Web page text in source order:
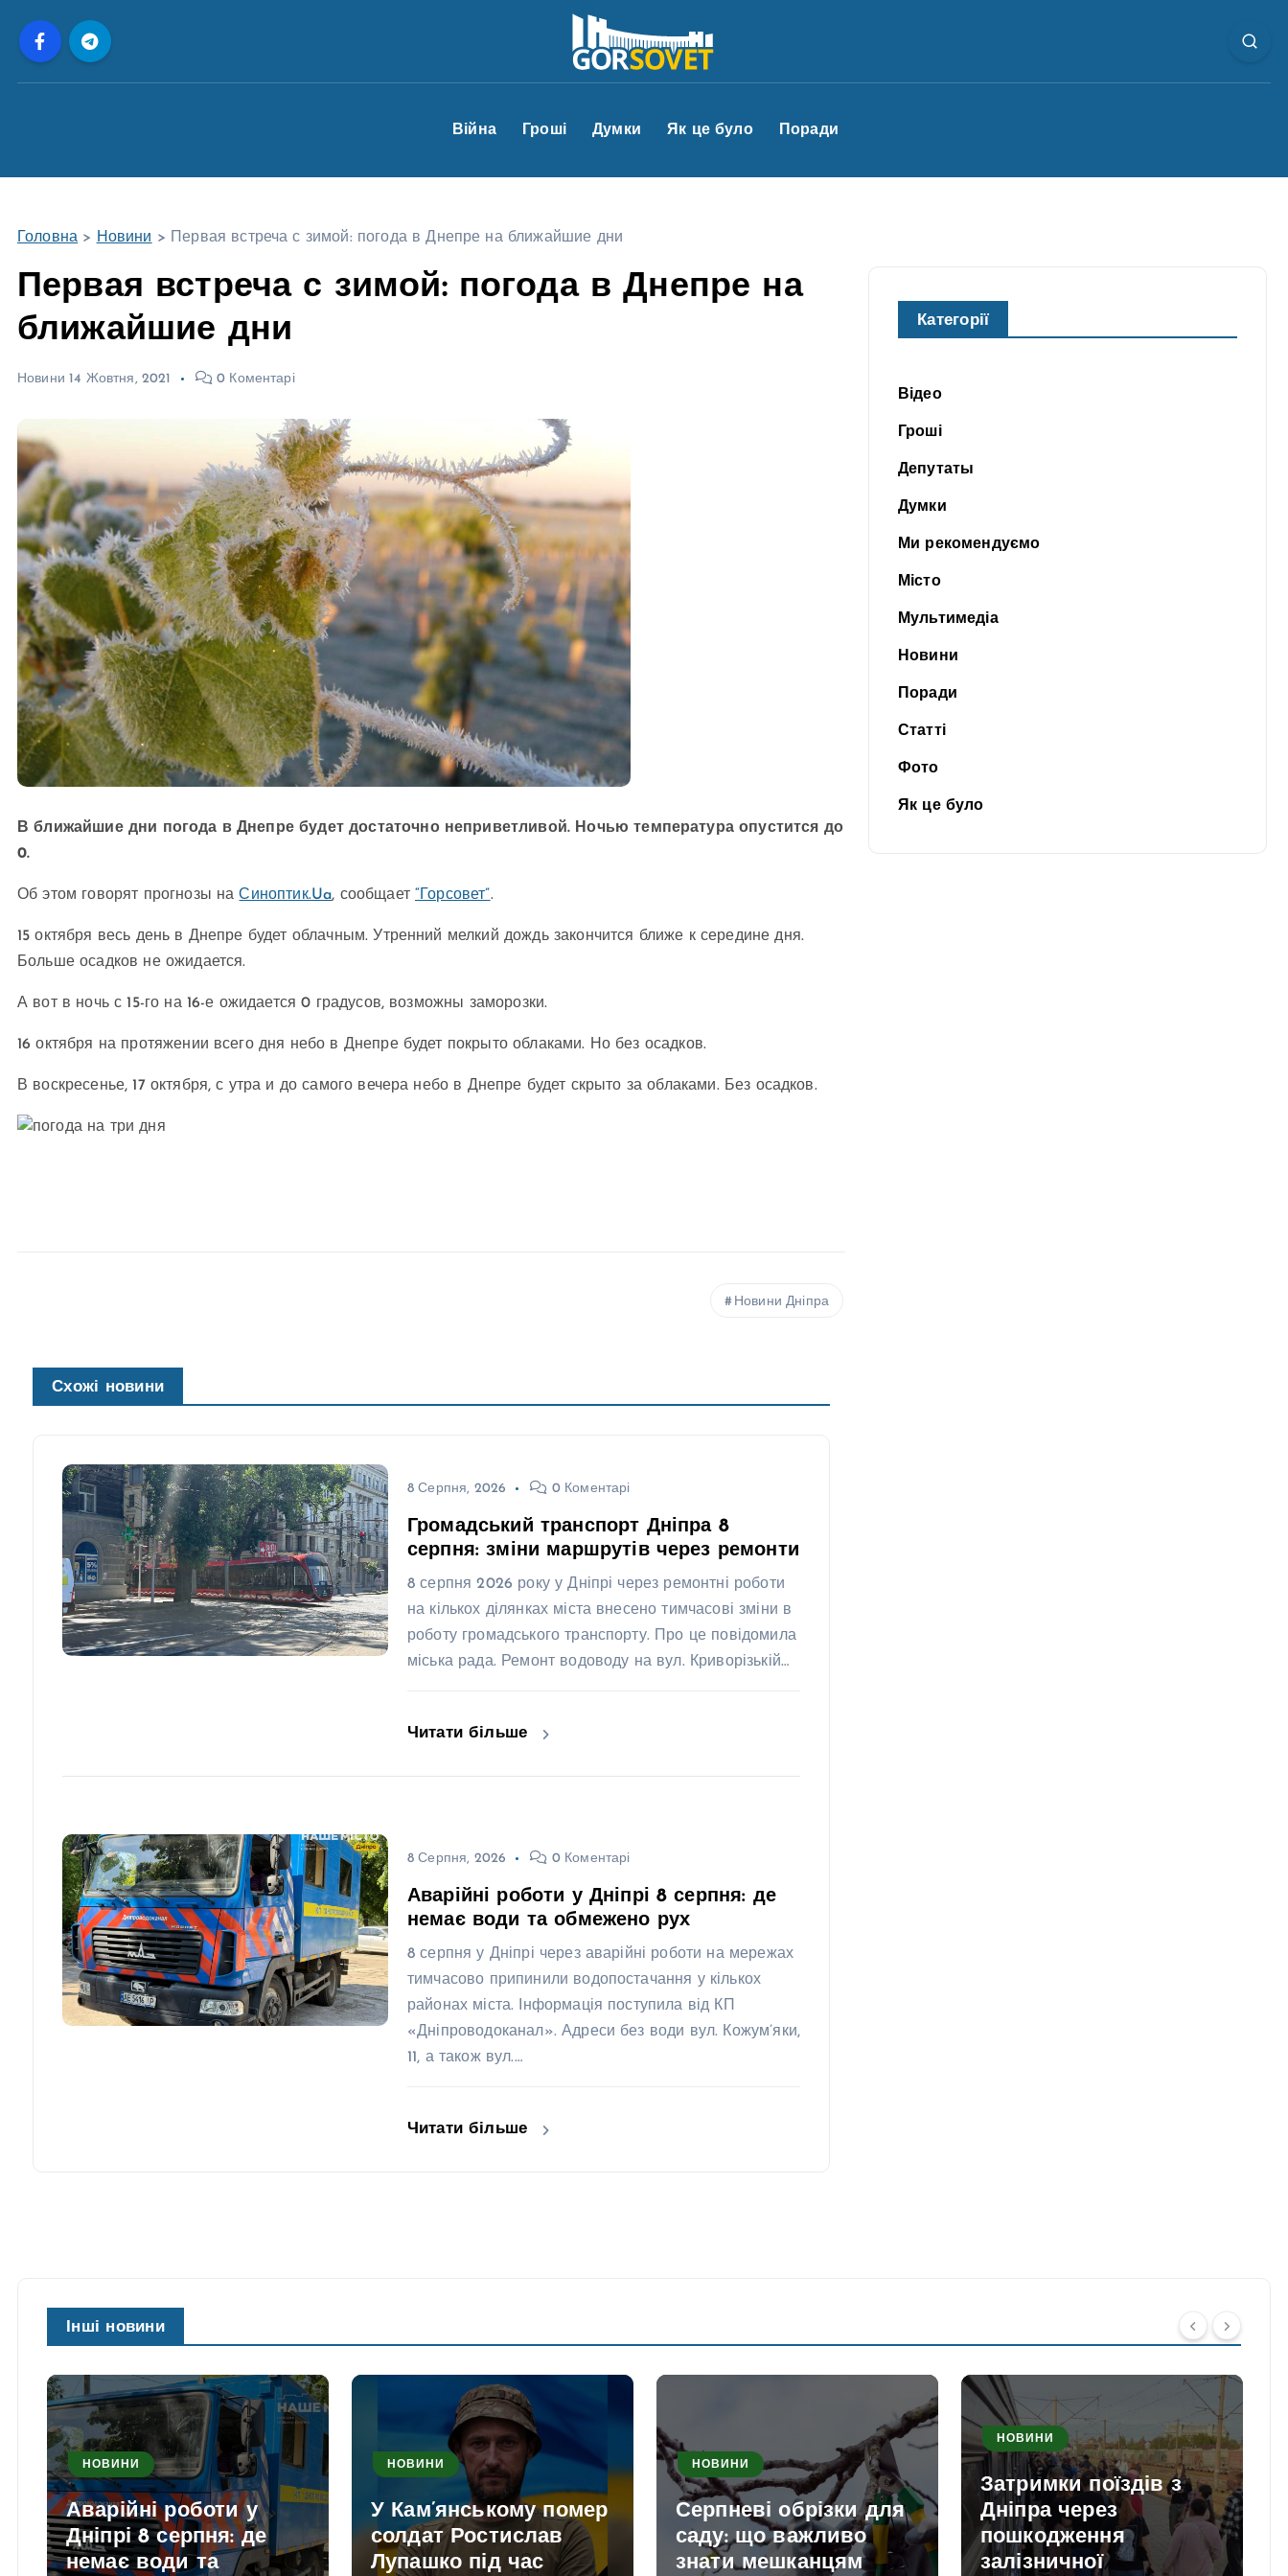
Війна Гроші Думки Як це було Поради
Головна > Новини > Первая встреча с зимой: погода в Днепре на ближайшие дни
Первая встреча с зимой: погода в Днепре на
ближайшие дни
Новини 14 Жовтня, 2021 0 Коментарі
В ближайшие дни погода в Днепре будет достаточно неприветливой. Ночью температура опустится до
0.
Об этом говорят прогнозы наСиноптик.Ua, сообщает“Горсовет”.
15 октября весь день в Днепре будет облачным. Утренний мелкий дождь закончится ближе к середине дня.
Больше осадков не ожидается.
А вот в ночь с 15-го на 16-е ожидается 0 градусов, возможны заморозки.
16 октября на протяжении всего дня небо в Днепре будет покрыто облаками. Но без осадков.
В воскресенье, 17 октября, с утра и до самого вечера небо в Днепре будет скрыто за облаками. Без осадков.
Новини Дніпра
Схожі новини
8 Серпня, 2026 0 Коментарі
Громадський транспорт Дніпра 8
серпня: зміни маршрутів через ремонти
8 серпня 2026 року у Дніпрі через ремонтні роботи
на кількох ділянках міста внесено тимчасові зміни в
роботу громадського транспорту. Про це повідомила
міська рада. Ремонт водоводу на вул. Криворізькій…
Читати більше
8 Серпня, 2026 0 Коментарі
Аварійні роботи у Дніпрі 8 серпня: де
немає води та обмежено рух
8 серпня у Дніпрі через аварійні роботи на мережах
тимчасово припинили водопостачання у кількох
районах міста. Інформація поступила від КП
«Дніпроводоканал». Адреси без води вул. Кожум’яки,
11, а також вул.…
Читати більше
Категорії
Відео
Гроші
Депутаты
Думки
Ми рекомендуємо
Місто
Мультимедіа
Новини
Поради
Статті
Фото
Як це було
Інші новини
НОВИНИ
Аварійні роботи у
Дніпрі 8 серпня: де
немає води та
НОВИНИ
У Кам’янському помер
солдат Ростислав
Лупашко під час
НОВИНИ
Серпневі обрізки для
саду: що важливо
знати мешканцям
НОВИНИ
Затримки поїздів з
Дніпра через
пошкодження
залізничної